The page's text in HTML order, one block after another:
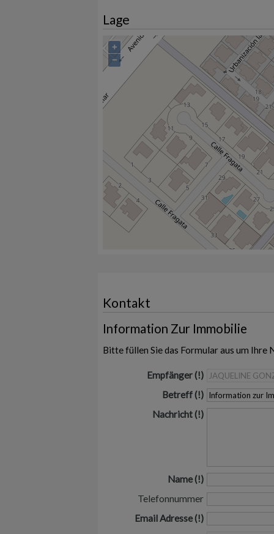
Lage
+
−
Kontakt
Information Zur Immobilie
Bitte füllen Sie das Formular aus um Ihre
Empfänger
Betreff
Nachricht
Name
Telefonnummer
Email Adresse